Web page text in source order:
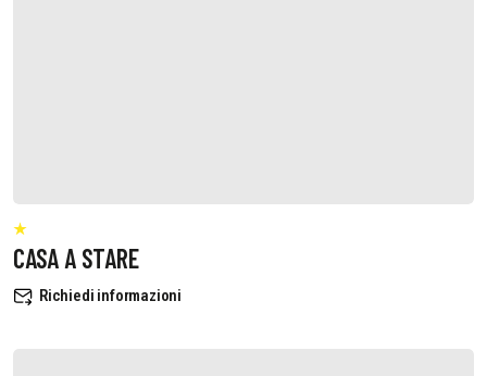
CASA A STARE
Richiedi informazioni